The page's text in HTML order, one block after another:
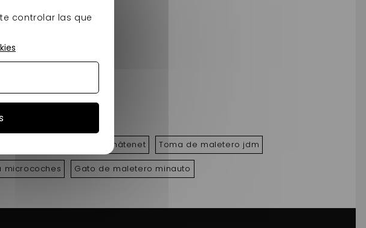
Gato de maletero châtenet Toma de maletero jdm
microcoches Gato de maletero minauto
controlar las que